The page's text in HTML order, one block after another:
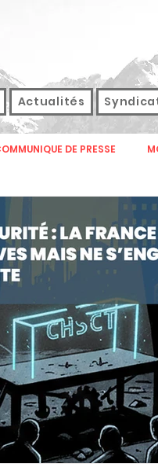
Actualités
DE PRESSE
FORMATION
ASSEMBLEE GENERALE
ET DE SANTE
HANDICAP